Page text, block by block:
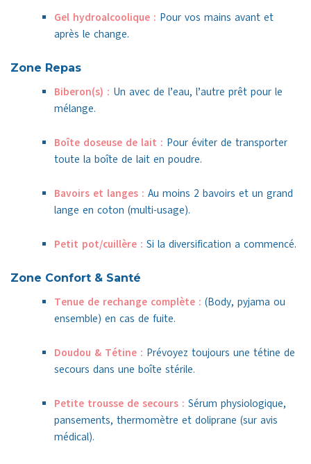
Gel hydroalcoolique : Pour vos mains avant et
après le change.
Zone Repas
Biberon(s) : Un avec de l’eau, l’autre prêt pour le
mélange.
Boîte doseuse de lait : Pour éviter de transporter
toute la boîte de lait en poudre.
Bavoirs et langes : Au moins 2 bavoirs et un grand
lange en coton (multi-usage).
Petit pot/cuillère : Si la diversification a commencé.
Zone Confort & Santé
Tenue de rechange complète : (Body, pyjama ou
ensemble) en cas de fuite.
Doudou & Tétine : Prévoyez toujours une tétine de
secours dans une boîte stérile.
Petite trousse de secours : Sérum physiologique,
pansements, thermomètre et doliprane (sur avis
médical).